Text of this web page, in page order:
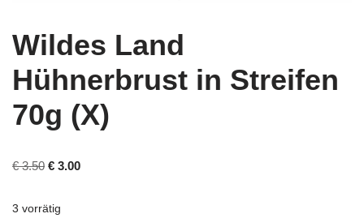
Wildes Land
Hühnerbrust in Streifen
70g (X)
€3.50 € 3.00
3 vorrätig